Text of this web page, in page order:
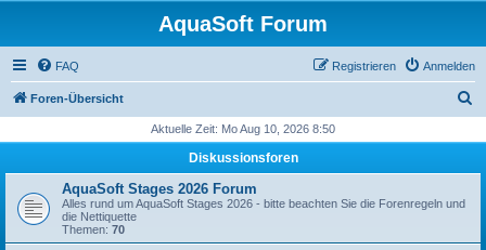
AquaSoft Forum
FAQ Anmelden
Registrieren
Foren-Übersicht
h
Aktuelle Zeit: Mo Aug 10, 2026 8:50
Diskussionsforen
AquaSoft Stages 2026 Forum
Alles rund um AquaSoft Stages 2026 - bitte beachten Sie die Forenregeln und
die Nettiquette
Themen: 70